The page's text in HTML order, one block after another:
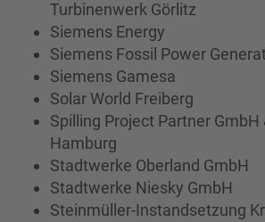
Turbinenwerk Görlitz
Siemens Energy
Siemens Fossil Power
Siemens Gamesa
Solar World Freiberg
Spilling Project Partner GmbH
Hamburg
Stadtwerke Oberland GmbH
Stadtwerke Niesky GmbH
Steinmüller-Instandsetzung